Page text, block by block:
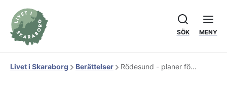
SÖK MENY
Livet i Skaraborg Berättelser Rödesund - planer fö...